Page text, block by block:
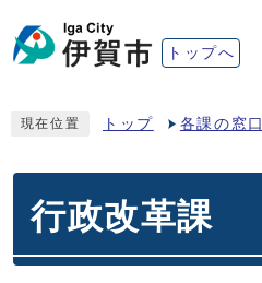
トップへ
現在位置 トップ 各課の窓口
行政改革課